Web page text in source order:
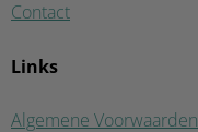
Contact
Links
Algemene Voorwaarden